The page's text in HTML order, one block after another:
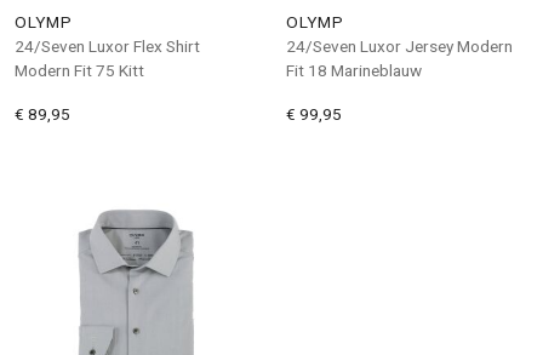
OLYMP
24/Seven Luxor Flex Shirt
Modern Fit 75 Kitt
€ 89,95
OLYMP
24/Seven Luxor Jersey Modern
Fit 18 Marineblauw
€ 99,95